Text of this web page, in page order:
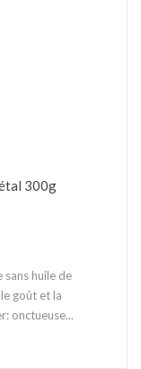
300g
huile de
goût et la
onctueuse...